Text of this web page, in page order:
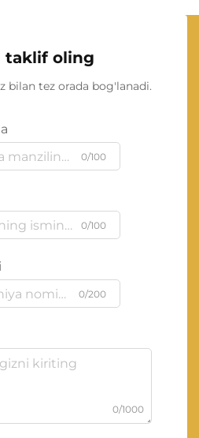
taklif oling
bilan tez orada bog'lanadi.
0/100
0/100
0/200
0/1000